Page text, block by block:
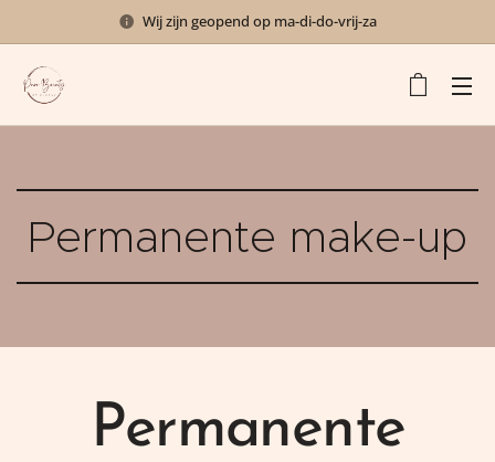
Wij zijn geopend op ma-di-do-vrij-za
Permanente make-up
Permanente